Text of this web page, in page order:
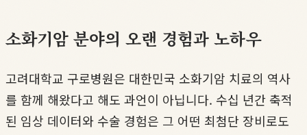
소화기암 분야의 오랜 경험과 노하우
고려대학교 구로병원은 대한민국 소화기암 치료의 역사
를 함께 해왔다고 해도 과언이 아닙니다. 수십 년간 축적
된 임상 데이터와 수술 경험은 그 어떤 최첨단 장비로도